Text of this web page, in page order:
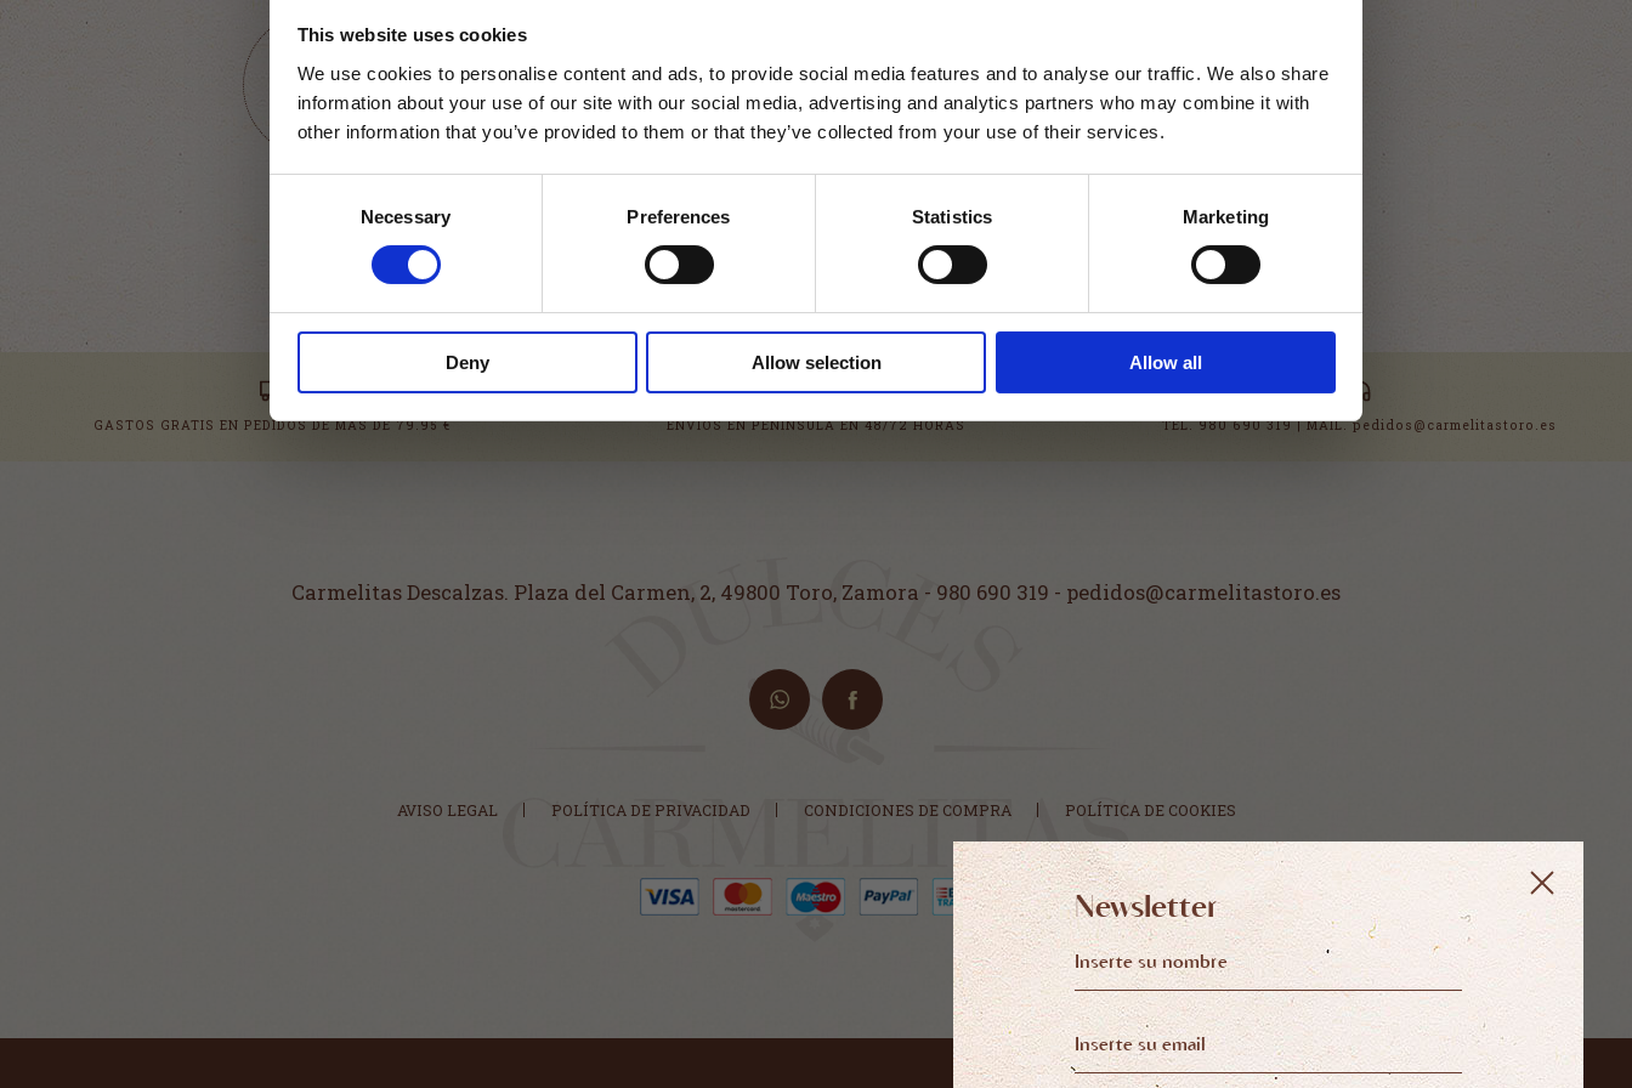
This website uses cookies
We use cookies to personalise content and ads, to provide social media features and to analyse our traffic. We also share
information about your use of our site with our social media, advertising and analytics partners who may combine it with
other information that you’ve provided to them or that they’ve collected from your use of their services.
Necessary Preferences Statistics Marketing
Deny Allow selection Allow all
volver
Editorial San Pablo
COMPARTIR
GASTOS GRATIS EN PEDIDOS DE MÁS DE 79.95 € ENVÍOS EN PENÍNSULA EN 48/72 HORAS TEL. 980 690 319 | MAIL. pedidos@carmelitastoro.es
Carmelitas Descalzas. Plaza del Carmen, 2, 49800 Toro, Zamora - 980 690 319 - pedidos@carmelitastoro.es
AVISO LEGAL POLÍTICA DE PRIVACIDAD CONDICIONES DE COMPRA POLÍTICA DE COOKIES
Newsletter
Tienda Cerrada
Tienda cerrada temporalmente por tareas de
Agradecemos tu comprensión y te pedimos perdón por
las molestias.